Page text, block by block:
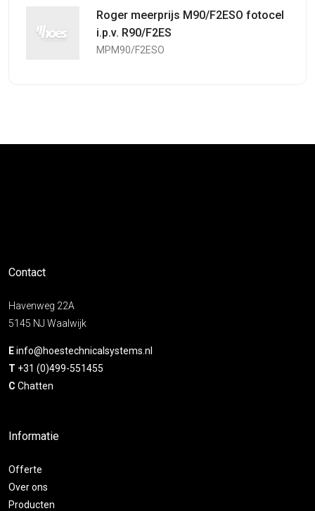
Roger meerprijs M90/F2ESO fotocel
i.p.v. R90/F2ES
MPM90/F2ESO
Contact
Havenweg 22A
5145 NJ Waalwijk
Einfo@hoestechnicalsystems.nl
T +31 (0)499-551455
C Chatten
Informatie
Offerte
Over ons
Producten